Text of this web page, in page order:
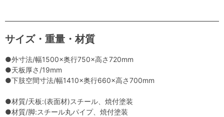
サイズ・重量・材質
●外寸法/幅1500×奥行750×高さ720mm
●天板厚さ/19mm
●下肢空間寸法/幅1410×奥行660×高さ700mm
●材質/天板:(表面材)スチール、焼付塗装
●材質/脚:スチール丸パイプ、焼付塗装